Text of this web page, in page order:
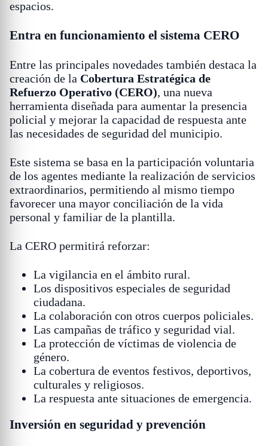
espacios.
Entra en funcionamiento el sistema CERO
Entre las principales novedades también destaca la
creación de la Cobertura Estratégica de
Refuerzo Operativo (CERO), una nueva
herramienta diseñada para aumentar la presencia
policial y mejorar la capacidad de respuesta ante
las necesidades de seguridad del municipio.
Este sistema se basa en la participación voluntaria
de los agentes mediante la realización de servicios
extraordinarios, permitiendo al mismo tiempo
favorecer una mayor conciliación de la vida
personal y familiar de la plantilla.
La CERO permitirá reforzar:
La vigilancia en el ámbito rural.
Los dispositivos especiales de seguridad
ciudadana.
La colaboración con otros cuerpos policiales.
Las campañas de tráfico y seguridad vial.
La protección de víctimas de violencia de
género.
La cobertura de eventos festivos, deportivos,
culturales y religiosos.
La respuesta ante situaciones de emergencia.
Inversión en seguridad y prevención